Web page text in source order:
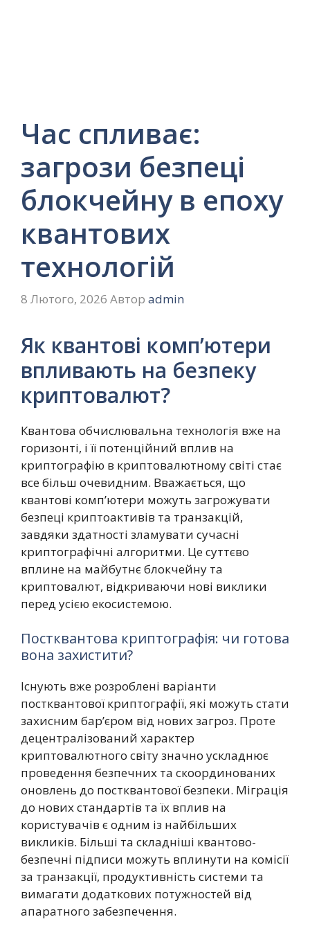
Час спливає:
загрози безпеці
блокчейну в епоху
квантових
технологій
8 Лютого, 2026 Автор admin
Як квантові комп’ютери
впливають на безпеку
криптовалют?
Квантова обчислювальна технологія вже на
горизонті, і її потенційний вплив на
криптографію в криптовалютному світі стає
все більш очевидним. Вважається, що
квантові комп’ютери можуть загрожувати
безпеці криптоактивів та транзакцій,
завдяки здатності зламувати сучасні
криптографічні алгоритми. Це суттєво
вплине на майбутнє блокчейну та
криптовалют, відкриваючи нові виклики
перед усією екосистемою.
Постквантова криптографія: чи готова
вона захистити?
Існують вже розроблені варіанти
постквантової криптографії, які можуть стати
захисним бар’єром від нових загроз. Проте
децентралізований характер
криптовалютного світу значно ускладнює
проведення безпечних та скоординованих
оновлень до постквантової безпеки. Міграція
до нових стандартів та їх вплив на
користувачів є одним із найбільших
викликів. Більші та складніші квантово-
безпечні підписи можуть вплинути на комісії
за транзакції, продуктивність системи та
вимагати додаткових потужностей від
апаратного забезпечення.